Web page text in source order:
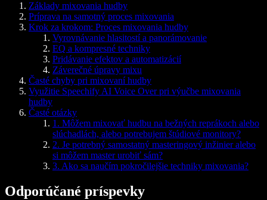
Základy mixovania hudby
Príprava na samotný proces mixovania
Krok za krokom: Proces mixovania hudby
Vyrovnávanie hlasitostí a panorámovanie
EQ a kompresné techniky
Pridávanie efektov a automatizácií
Záverečné úpravy mixu
Časté chyby pri mixovaní hudby
Využitie Speechify AI Voice Over pri výučbe mixovania
hudby
Časté otázky
1. Môžem mixovať hudbu na bežných reprákoch alebo
slúchadlách, alebo potrebujem štúdiové monitory?
2. Je potrebný samostatný masteringový inžinier alebo
si môžem master urobiť sám?
3. Ako sa naučím pokročilejšie techniky mixovania?
Odporúčané príspevky